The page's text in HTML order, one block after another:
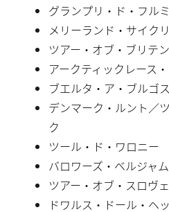
グランプリ・ド・フル
メリーランド・サイク
ツアー・オブ・ブリテン
アークティックレース
ブエルタ・ア・ブルゴス
デンマーク・ルント／
ク
ツール・ド・ワロニー
バロワーズ・ベルジャ
ツアー・オブ・スロヴ
ドワルス・ドール・ヘ